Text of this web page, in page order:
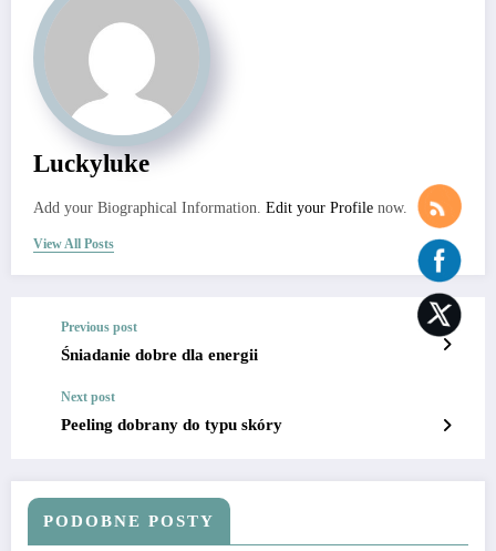
Luckyluke
Add your Biographical Information. Edit your Profile now.
View All Posts
Previous post
Śniadanie dobre dla energii
Next post
Peeling dobrany do typu skóry
PODOBNE POSTY